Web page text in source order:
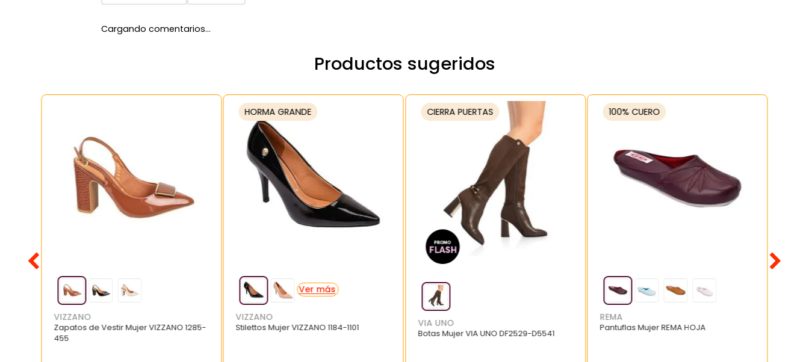
Cargando comentarios…
Productos sugeridos
VIZZANO
Zapatos de Vestir Mujer VIZZANO 1285-
455
HORMA GRANDE
VIZZANO
Stilettos Mujer VIZZANO 1184-1101
CIERRA PUERTAS
VIA UNO
Botas Mujer VIA UNO DF2529-D5541
100% CUERO
REMA
Pantuflas Mujer REMA HOJA